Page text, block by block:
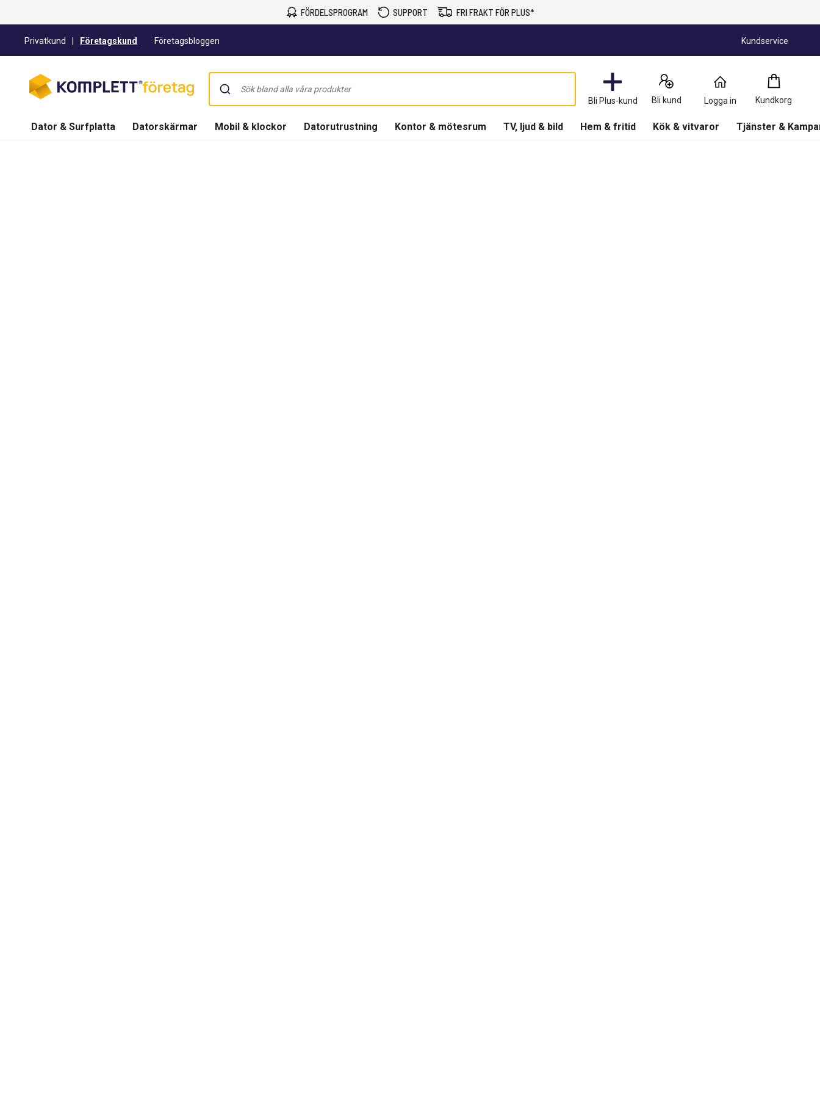
FÖRDELSPROGRAM SUPPORT FRI FRAKT FÖR PLUS*
Privatkund Företagskund Företagsbloggen Kundservice
Bli Plus-kund Bli kund Logga in Kundkorg
Kundkorg
0
Produkter
Dator & Surfplatta Datorskärmar Mobil & klockor Datorutrustning Kontor & mötesrum TV, ljud & bild Hem & fritid Kök & vitvaror Tjänster &